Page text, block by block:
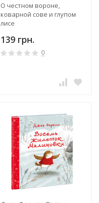
О честном вороне,
коварной сове и глупом
лисе
139 грн.
0